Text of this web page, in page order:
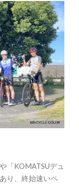
「KOMATSUデュ
り、終始速いペ